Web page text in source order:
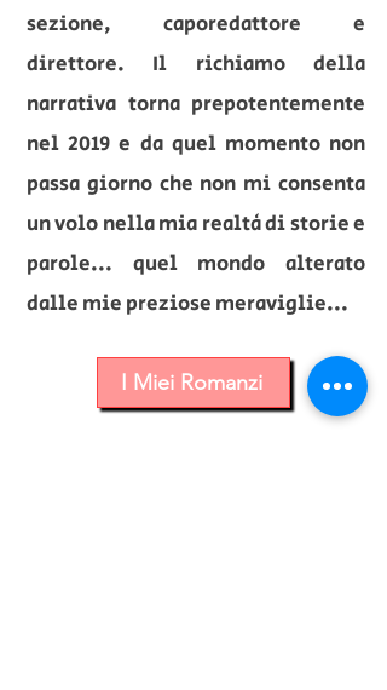
sezione, caporedattore e
direttore. Il richiamo della
narrativa torna prepotentemente
nel 2019 e da quel momento non
passa giorno che non mi consenta
un volo nella mia realtà di storie e
parole... quel mondo alterato
dalle mie preziose meraviglie...
I Miei Romanzi